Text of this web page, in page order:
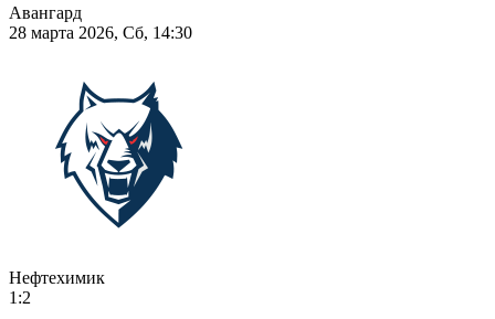
Авангард
28 марта 2026, Сб, 14:30
Нефтехимик
1:2